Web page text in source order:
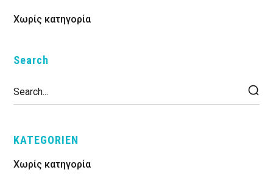
Χωρίς κατηγορία
Search
KATEGORIEN
Χωρίς κατηγορία